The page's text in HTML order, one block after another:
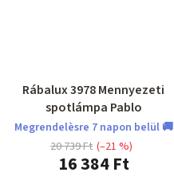
Rábalux 3978 Mennyezeti
spotlámpa Pablo
Megrendelèsre 7 napon belül 🚚
16 384 Ft
20 739 Ft (–21 %)